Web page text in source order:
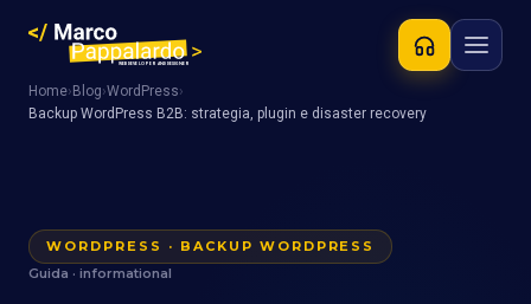
Home› Blog›WordPress›
Backup WordPress B2B: strategia, plugin e disaster recovery
WORDPRESS · BACKUP WORDPRESS
Guida · informational